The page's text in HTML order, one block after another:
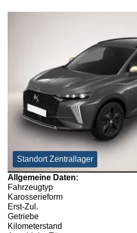
Standort Zentrallager
Allgemeine Daten:
Fahrzeugtyp
Karosserieform
Erst-Zul.
Getriebe
Kilometerstand